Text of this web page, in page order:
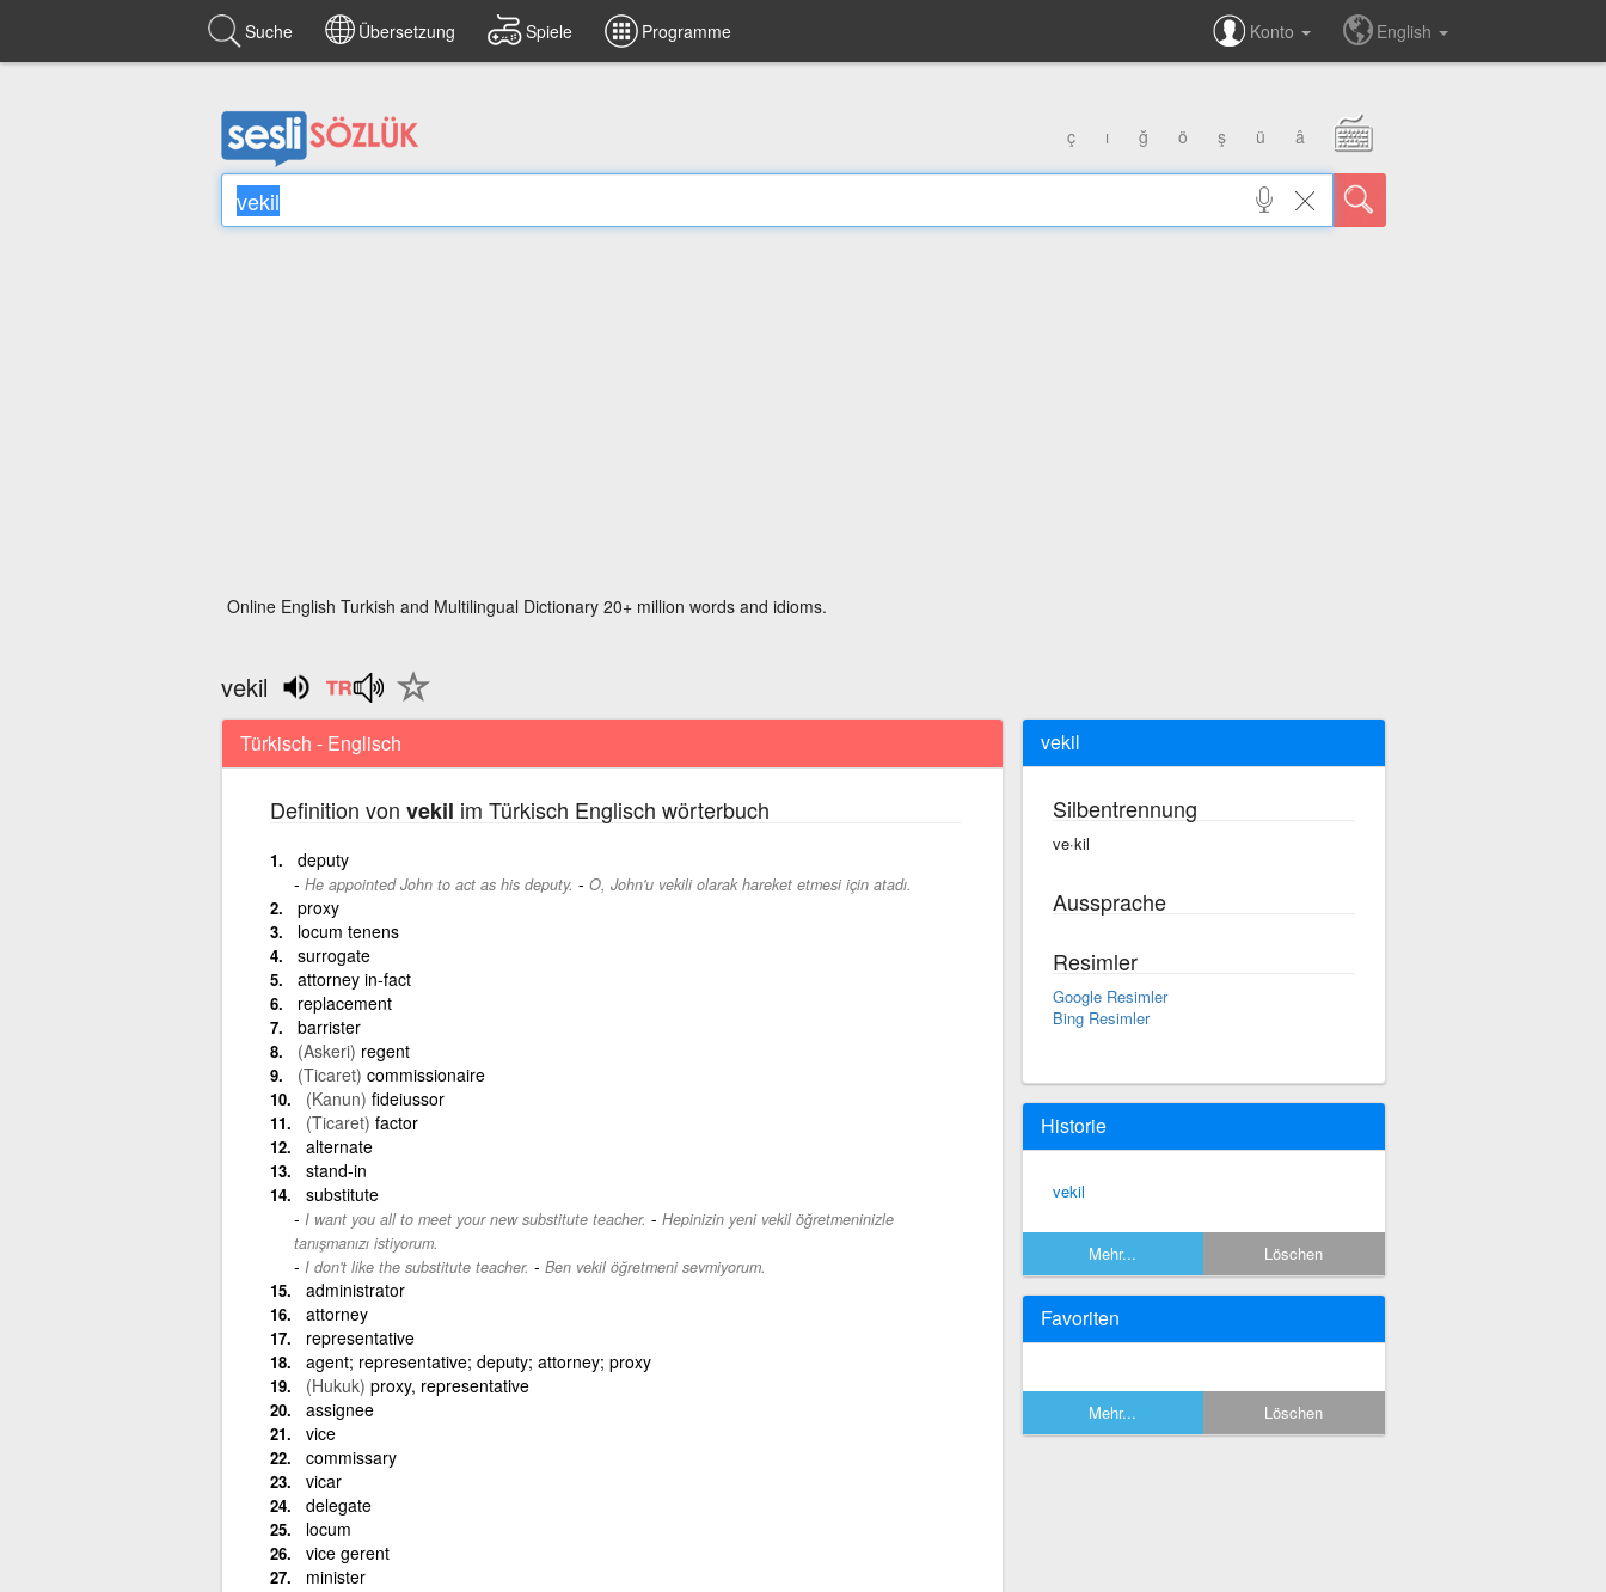
Suche Übersetzung Spiele Programme Konto English
ç ı ğ ö ş ü â
Online English Turkish and Multilingual Dictionary 20+ million words and idioms.
vekil
Türkisch - Englisch
Definition von vekil im Türkisch Englisch wörterbuch
deputy
He appointed John to act as his deputy. - O, John'u vekili olarak hareket etmesi için atadı.
proxy
locum tenens
surrogate
attorney in-fact
replacement
barrister
(Askeri) regent
(Ticaret) commissionaire
(Kanun) fideiussor
(Ticaret) factor
alternate
stand-in
substitute
I want you all to meet your new substitute teacher. - Hepinizin yeni vekil öğretmeninizle
tanışmanızı istiyorum.
I don't like the substitute teacher. - Ben vekil öğretmeni sevmiyorum.
administrator
attorney
representative
agent; representative; deputy; attorney; proxy
(Hukuk) proxy, representative
assignee
vice
commissary
vicar
delegate
locum
vice gerent
minister
vekil
Silbentrennung
ve·kil
Aussprache
Resimler
Google Resimler
Bing Resimler
Historie
vekil
Mehr... Löschen
Favoriten
Mehr... Löschen